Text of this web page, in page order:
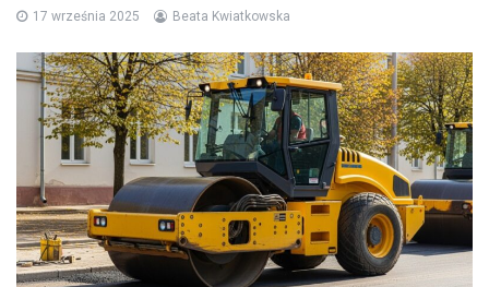
17 września 2025 Beata Kwiatkowska